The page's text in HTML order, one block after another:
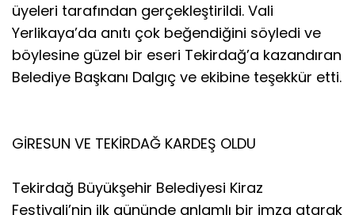
üyeleri tarafından gerçekleştirildi. Vali
Yerlikaya’da anıtı çok beğendiğini söyledi ve
böylesine güzel bir eseri Tekirdağ’a kazandıran
Belediye Başkanı Dalgıç ve ekibine teşekkür etti.
GİRESUN VE TEKİRDAĞ KARDEŞ OLDU
Tekirdağ Büyükşehir Belediyesi Kiraz
Festivali’nin ilk gününde anlamlı bir imza atarak